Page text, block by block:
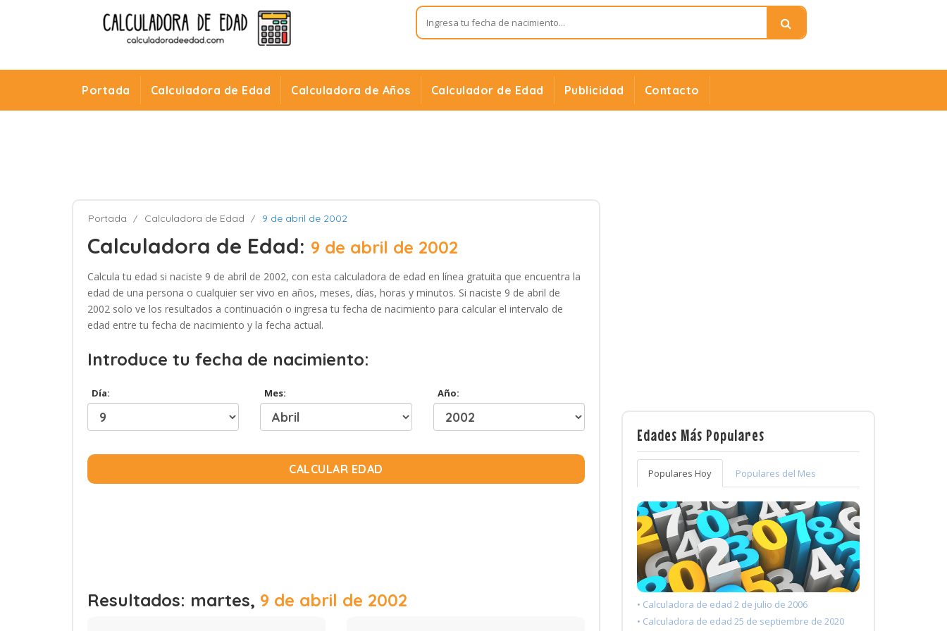
Portada Calculadora de Edad Calculadora de Años Calculador de Edad Publicidad Contacto
Portada Calculadora de Edad 9 de abril de 2002
Calculadora de Edad: 9 de abril de 2002
Calcula tu edad si naciste 9 de abril de 2002, con esta calculadora de edad en línea gratuita que encuentra la
edad de una persona o cualquier ser vivo en años, meses, días, horas y minutos. Si naciste 9 de abril de
2002 solo ve los resultados a continuación o ingresa tu fecha de nacimiento para calcular el intervalo de
edad entre tu fecha de nacimiento y la fecha actual.
Introduce tu fecha de nacimiento:
Día: Mes: Año:
CALCULAR EDAD
Resultados: martes, 9 de abril de 2002
Edades Más Populares
Populares Hoy Populares del Mes
• Calculadora de edad 2 de julio de 2006
• Calculadora de edad 25 de septiembre de 2020